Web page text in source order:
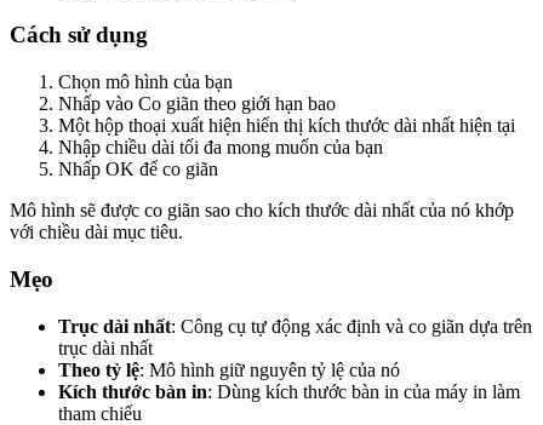
Cách sử dụng
Chọn mô hình của bạn
Nhấp vào Co giãn theo giới hạn bao
Một hộp thoại xuất hiện hiển thị kích thước dài nhất hiện tại
Nhập chiều dài tối đa mong muốn của bạn
Nhấp OK để co giãn
Mô hình sẽ được co giãn sao cho kích thước dài nhất của nó khớp
với chiều dài mục tiêu.
Mẹo
Trục dài nhất: Công cụ tự động xác định và co giãn dựa trên
trục dài nhất
Theo tỷ lệ: Mô hình giữ nguyên tỷ lệ của nó
Kích thước bàn in: Dùng kích thước bàn in của máy in làm
tham chiếu